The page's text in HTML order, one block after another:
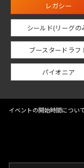
レガシー
シールド(リーグの
ブースタードラフ
パイオニア
イベントの開始時間につい